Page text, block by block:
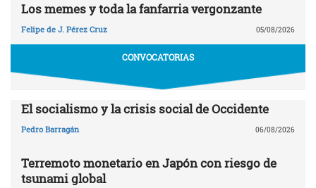
Los memes y toda la fanfarria vergonzante
Felipe de J. Pérez Cruz 05/08/2026
CONVOCATORIAS
El socialismo y la crisis social de Occidente
Pedro Barragán 06/08/2026
Terremoto monetario en Japón con riesgo de
tsunami global